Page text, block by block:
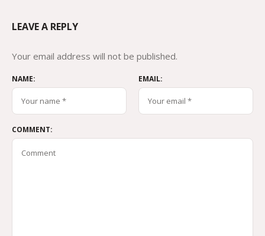
LEAVE A REPLY
Your email address will not be published.
NAME: EMAIL:
COMMENT: